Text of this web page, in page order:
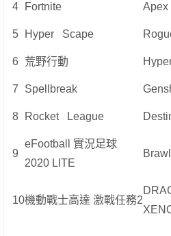
4 Fortnite
5 Hyper Scape
6 荒野行動
7 Spellbreak
8 Rocket League
9
eFootball 實況足球
2020 LITE
10機動戰士高達 激戰任務2